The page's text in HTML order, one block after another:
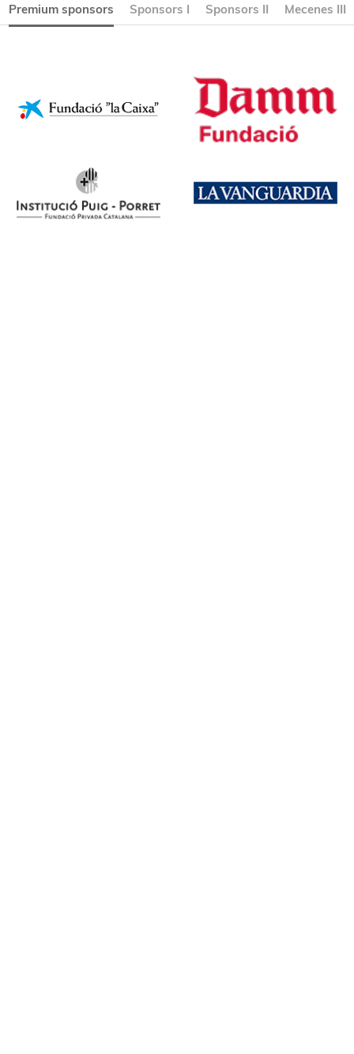
Premium sponsors Sponsors I Sponsors II Mecenes III